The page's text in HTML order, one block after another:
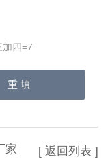
四=7
家 [ 返回列表 ]